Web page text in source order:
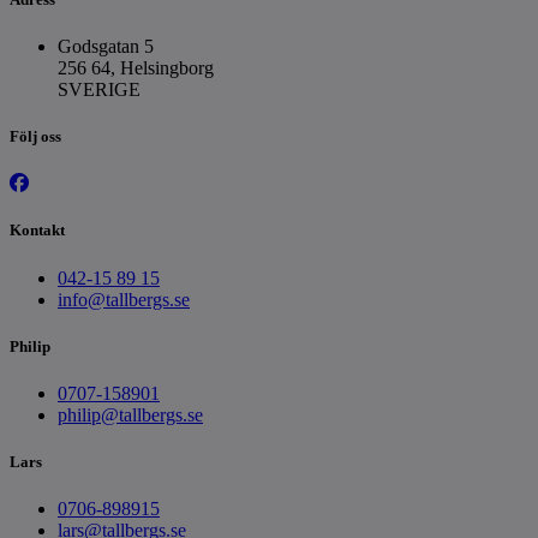
Godsgatan 5
256 64, Helsingborg
SVERIGE
Följ oss
Kontakt
042-15 89 15
info@tallbergs.se
Philip
0707-158901
philip@tallbergs.se
Lars
0706-898915
lars@tallbergs.se